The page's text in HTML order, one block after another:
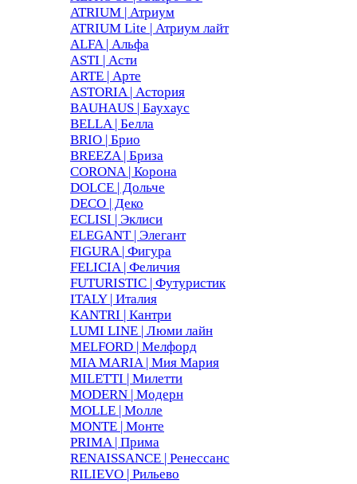
ATRIUM | Атриум
ATRIUM Lite | Атриум лайт
ALFA | Альфа
ASTI | Асти
ARTE | Арте
ASTORIA | Астория
BAUHAUS | Баухаус
BELLA | Белла
BRIO | Брио
BREEZA | Бриза
CORONA | Корона
DOLCE | Дольче
DECO | Деко
ECLISI | Эклиси
ELEGANT | Элегант
FIGURA | Фигура
FELICIA | Феличия
FUTURISTIC | Футуристик
ITALY | Италия
KANTRI | Кантри
LUMI LINE | Люми лайн
MELFORD | Мелфорд
MIA MARIA | Мия Мария
MILETTI | Милетти
MODERN | Модерн
MOLLE | Молле
MONTE | Монте
PRIMA | Прима
RENAISSANCE | Ренессанс
RILIEVO | Рильево